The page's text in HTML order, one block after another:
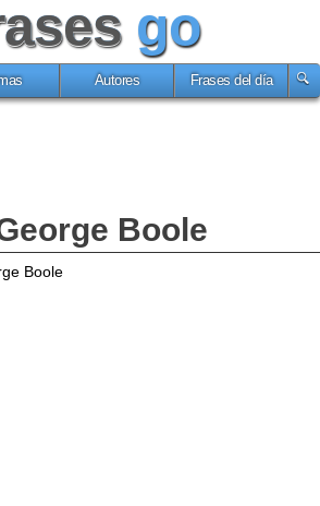
go
Autores Frases del día
Boole
Boole